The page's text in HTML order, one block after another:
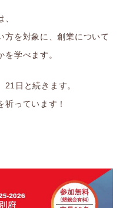
方を対象に、創業について
学べます。
日と続きます。
っています！